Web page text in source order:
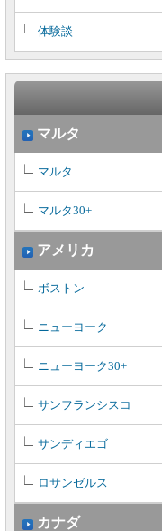
体験談
マルタ
マルタ
マルタ30+
アメリカ
ボストン
ニューヨーク
ニューヨーク30+
サンフランシスコ
サンディエゴ
ロサンゼルス
カナダ